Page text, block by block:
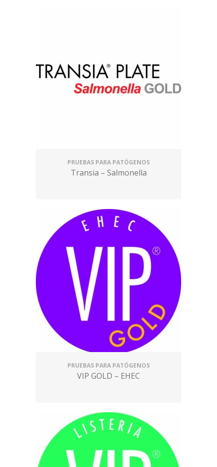
PRUEBAS PARA PATÓGENOS
Transia – Salmonella
PRUEBAS PARA PATÓGENOS
VIP GOLD – EHEC